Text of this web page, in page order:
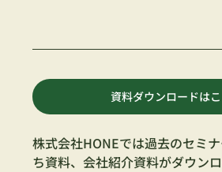
資料ダウンロードは
株式会社HONEでは過去のセミ
ち資料、会社紹介資料がダウンロ